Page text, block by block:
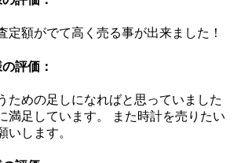
定額がでて高く売る事が出来ました！
評価：
ための足しになればと思っていました
満足しています。 また時計を売りたい
いします。